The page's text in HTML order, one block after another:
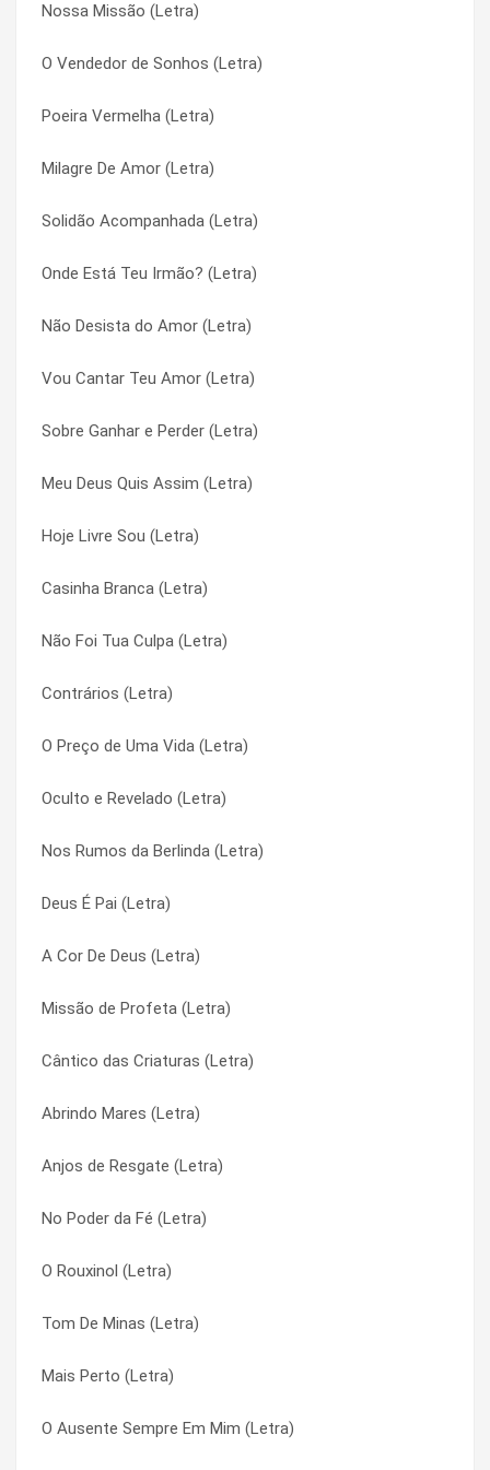
Nossa Missão (Letra)
O Vendedor de Sonhos (Letra)
Poeira Vermelha (Letra)
Milagre De Amor (Letra)
Solidão Acompanhada (Letra)
Onde Está Teu Irmão? (Letra)
Não Desista do Amor (Letra)
Vou Cantar Teu Amor (Letra)
Sobre Ganhar e Perder (Letra)
Meu Deus Quis Assim (Letra)
Hoje Livre Sou (Letra)
Casinha Branca (Letra)
Não Foi Tua Culpa (Letra)
Contrários (Letra)
O Preço de Uma Vida (Letra)
Oculto e Revelado (Letra)
Nos Rumos da Berlinda (Letra)
Deus É Pai (Letra)
A Cor De Deus (Letra)
Missão de Profeta (Letra)
Cântico das Criaturas (Letra)
Abrindo Mares (Letra)
Anjos de Resgate (Letra)
No Poder da Fé (Letra)
O Rouxinol (Letra)
Tom De Minas (Letra)
Mais Perto (Letra)
O Ausente Sempre Em Mim (Letra)
Que Se Danem Os Nós (Letra)
Pura Mágica (Letra)
Prece (Letra)
Pra Eu Parar de Me Doer (Letra)
Pout-pourri (Letra)
Porta do Céu (Letra)
Por Que Ele Vive (Letra)
Poesia Sertaneja (Letra)
Poeira Vermelha (Letra)
Perfeita Contradição (Letra)
Perdas Necessárias (Letra)
Pegadas de Tua Ausência (Letra)
Pedro (Letra)
Peão (Letra)
Pareço Um Menino (Letra)
Pai Nosso (Letra)
Pai (Letra)
Paciência (Letra)
Origens (Letra)
Oração da Manhã (Letra)
Onde Está Teu Irmão? (Letra)
Oh, Happy Day (Letra)
Oculto e Revelado (Letra)
O Vendedor de Sonhos (Letra)
O Trigo e a Uva (Letra)
O Tempo Não Espera Ninguém (Letra)
O Tempo Da Colheita (Letra)
O Rouxinol (Letra)
Calix Bento (Letra)
Calix Bento (Letra)
Caminheiro (Letra)
Caminheiro (Letra)
Canção da Exaltação (Letra)
Canção da Exaltação (Letra)
Canção Dos Imperfeitos (Letra)
Canção Dos Imperfeitos (Letra)
Canção Nova Sempre Santa (Letra)
Canção Nova Sempre Santa (Letra)
Cantarei, Cantará (Letra)
Cantarei, Cantará (Letra)
Cante Em Paz (Letra)
Cante Em Paz (Letra)
Cântico das Criaturas (Letra)
Cântico das Criaturas (Letra)
Cara de Família (Letra)
Cara de Família (Letra)
Casa de Irmãos (Letra)
Casa de Irmãos (Letra)
Casinha Branca (Letra)
Casinha Branca (Letra)
Cê Tem Que Ser Um Menino (Letra)
Cê Tem Que Ser Um Menino (Letra)
Cenários (Letra)
Cenários (Letra)
Chegada (Letra)
Chegada (Letra)